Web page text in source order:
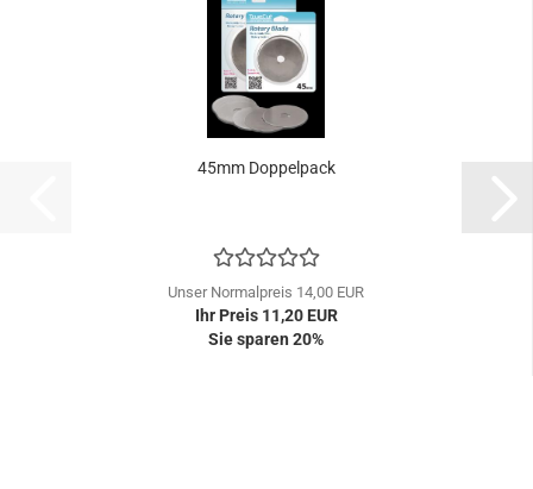
45mm Doppelpack
Unser Normalpreis 14,00 EUR
Ihr Preis 11,20 EUR
Sie sparen 20%